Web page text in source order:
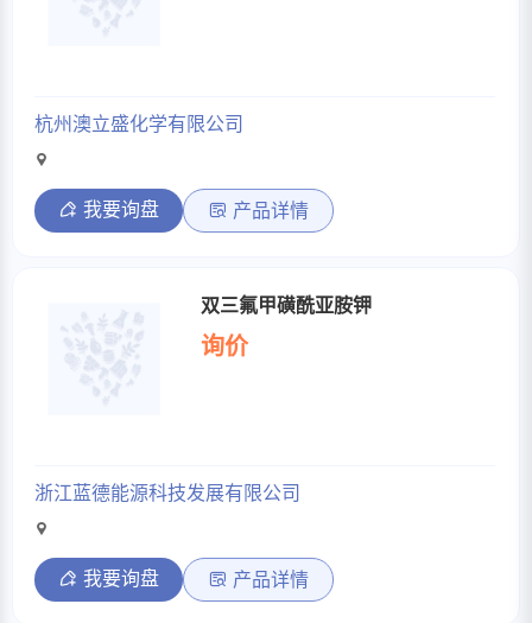
杭州澳立盛化学有限公司
我要询盘 产品详情
双三氟甲磺酰亚胺钾
询价
浙江蓝德能源科技发展有限公司
我要询盘 产品详情